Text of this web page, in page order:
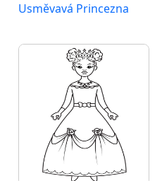
Usměvavá Princezna